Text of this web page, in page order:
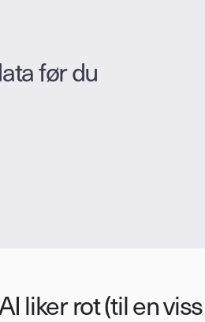
før du
liker rot (til en